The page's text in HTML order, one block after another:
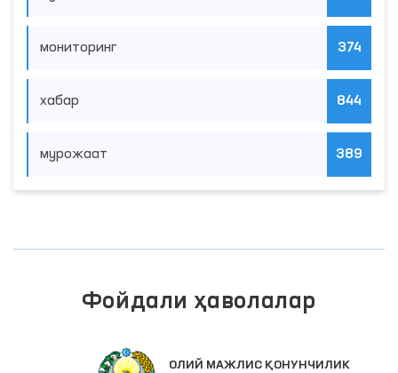
мониторинг 374
хабар 844
мурожаат 389
Фойдали ҳаволалар
ОЛИЙ МАЖЛИС ҚОНУНЧИЛИК